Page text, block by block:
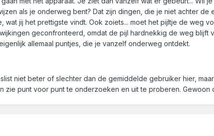
als je onderweg bent? Dat zijn dingen, die je niet achter
jij het prettigste vindt. Ook zoiets... moet het pijltje de weg
geconfronteerd, omdat de pijl hardnekkig de weg blijft
allemaal puntjes, die je vanzelf onderweg ontdekt.
niet beter of slechter dan de gemiddelde gebruiker hier,
zie punt voor punt te onderzoeken en uit te proberen.